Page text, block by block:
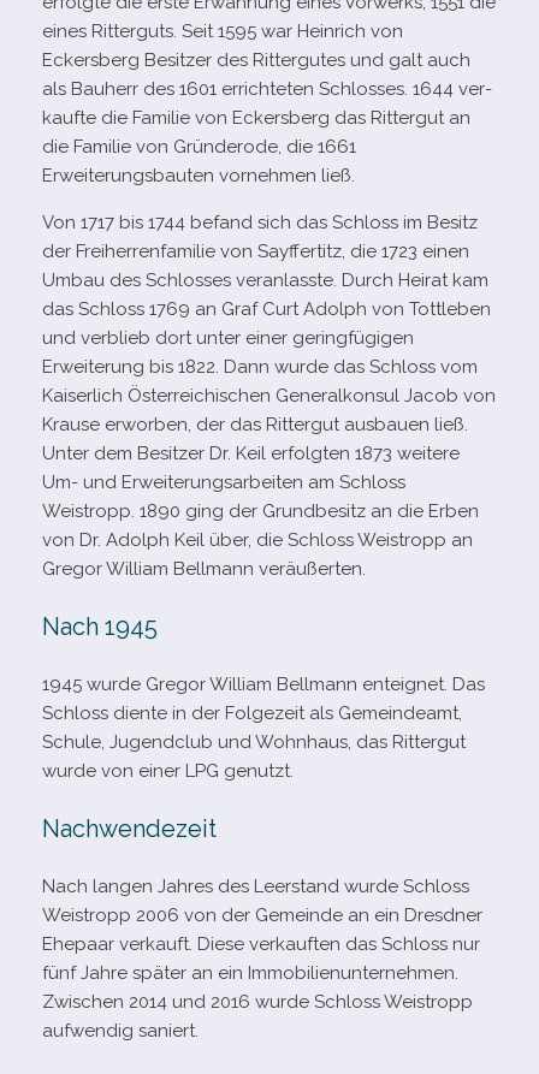
eines Ritterguts. Seit 1595 war Heinrich von
Eckersberg Besitzer des Rittergutes und galt auch
als Bauherr des 1601 errich­te­ten Schlosses. 1644 ver­
kaufte die Familie von Eckersberg das Rittergut an
die Familie von Gründerode, die 1661
Erweiterungsbauten vor­neh­men ließ.
Von 1717 bis 1744 befand sich das Schloss im Besitz
der Freiherrenfamilie von Sayffertitz, die 1723 einen
Umbau des Schlosses ver­an­lasste. Durch Heirat kam
das Schloss 1769 an Graf Curt Adolph von Tottleben
und ver­blieb dort unter einer gering­fü­gi­gen
Erweiterung bis 1822. Dann wurde das Schloss vom
Kaiserlich Österreichischen Generalkonsul Jacob von
Krause erwor­ben, der das Rittergut aus­bauen ließ.
Unter dem Besitzer Dr. Keil erfolg­ten 1873 wei­tere
Um- und Erweiterungsarbeiten am Schloss
Weistropp. 1890 ging der Grundbesitz an die Erben
von Dr. Adolph Keil über, die Schloss Weistropp an
Gregor William Bellmann veräußerten.
Nach 1945
1945 wurde Gregor William Bellmann ent­eig­net. Das
Schloss diente in der Folgezeit als Gemeindeamt,
Schule, Jugendclub und Wohnhaus, das Rittergut
wurde von einer LPG genutzt.
Nachwendezeit
Nach lan­gen Jahres des Leerstand wurde Schloss
Weistropp 2006 von der Gemeinde an ein Dresdner
Ehepaar ver­kauft. Diese ver­kauf­ten das Schloss nur
fünf Jahre spä­ter an ein Immobilienunternehmen.
Zwischen 2014 und 2016 wurde Schloss Weistropp
auf­wen­dig saniert.